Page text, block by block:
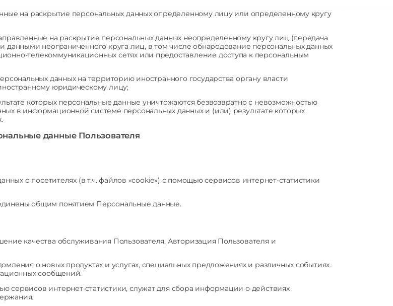
на раскрытие персональных данных определенному лицу или определенному кругу
на раскрытие персональных данных неопределенному кругу лиц (передача
неограниченного круга лиц, в том числе обнародование персональных данных
телекоммуникационных сетях или предоставление доступа к персональным
данных на территорию иностранного государства органу власти
юридическому лицу;
которых персональные данные уничтожаются безвозвратно с невозможностью
в информационной системе персональных данных и (или) результате которых
данные Пользователя
о посетителях (в т.ч. файлов «cookie») с помощью сервисов интернет-статистики
общим понятием Персональные данные.
качества обслуживания Пользователя, Авторизация Пользователя и
о новых продуктах и услугах, специальных предложениях и различных событиях.
сообщений.
интернет-статистики, служат для сбора информации о действиях